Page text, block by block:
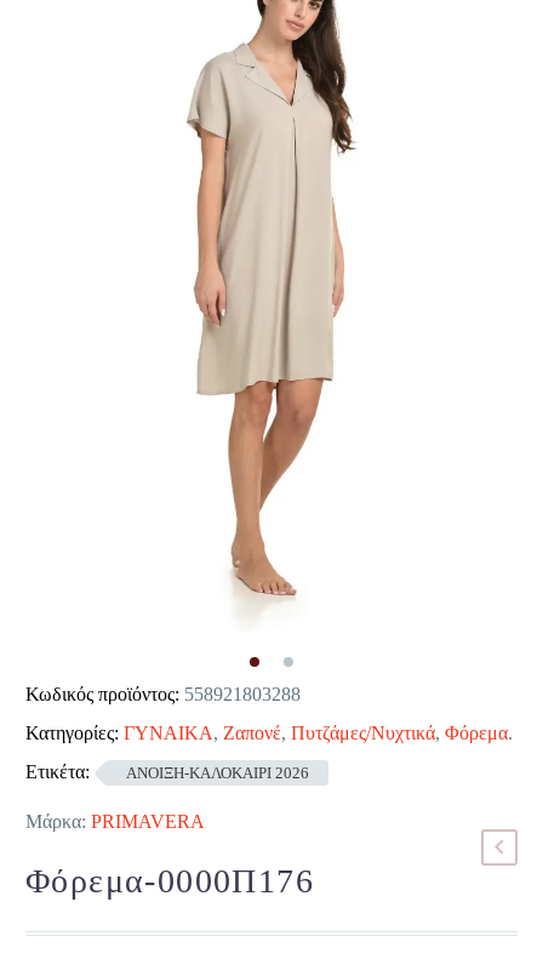
Κωδικός προϊόντος: 558921803288
Κατηγορίες: ΓΥΝΑΙΚΑ, Ζαπονέ, Πυτζάμες/Νυχτικά, Φόρεμα.
Ετικέτα:
ΑΝΟΙΞΗ-ΚΑΛΟΚΑΙΡΙ 2026
Μάρκα: PRIMAVERA
Φόρεμα-0000Π176